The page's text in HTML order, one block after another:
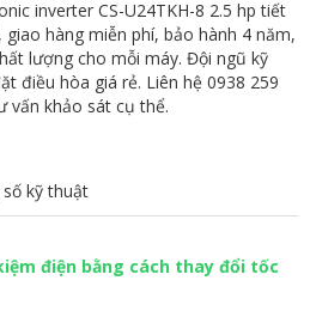
inverter CS-U24TKH-8 2.5 hp tiết
hàng miễn phí, bảo hành 4 năm,
lượng cho mỗi máy. Đội ngũ kỹ
điều hòa giá rẻ. Liên hệ 0938 259
vấn khảo sát cụ thể.
kỹ thuật
điện bằng cách thay đổi tốc